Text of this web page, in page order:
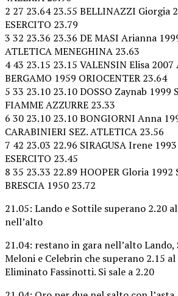
2 27 23.64 23.55 BELLINAZZI Giorgia
ESERCITO 23.79
3 32 23.36 23.36 DE MASI Arianna
ATLETICA MENEGHINA 23.63
4 43 23.15 23.15 VALENSIN Elisa 2007
BERGAMO 1959 ORIOCENTER 23.64
5 33 23.10 23.10 DOSSO Zaynab 1999
FIAMME AZZURRE 23.33
6 30 23.10 23.10 BONGIORNI Anna
CARABINIERI SEZ. ATLETICA 23.56
7 42 23.03 22.96 SIRAGUSA Irene 1993
ESERCITO 23.45
8 35 23.33 22.89 HOOPER Gloria 1992
BRESCIA 1950 23.72
21.05: Lando e Sottile superano 2.20
nell’alto
21.04: restano in gara nell’alto
Meloni e Celebrin che superano 2.15
Eliminato Fassinotti. Si sale a 2.20